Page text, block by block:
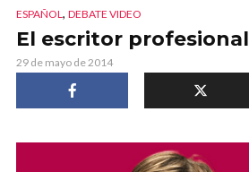
ESPAÑOL, DEBATE VIDEO
El escritor profesional
29 de mayo de 2014